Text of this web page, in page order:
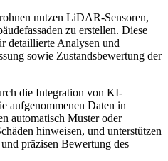
nutzen LiDAR-Sensoren,
zu erstellen. Diese
detaillierte Analysen und
sowie Zustandsbewertung der
die Integration von KI-
aufgenommenen Daten in
automatisch Muster oder
hinweisen, und unterstützen
präzisen Bewertung des